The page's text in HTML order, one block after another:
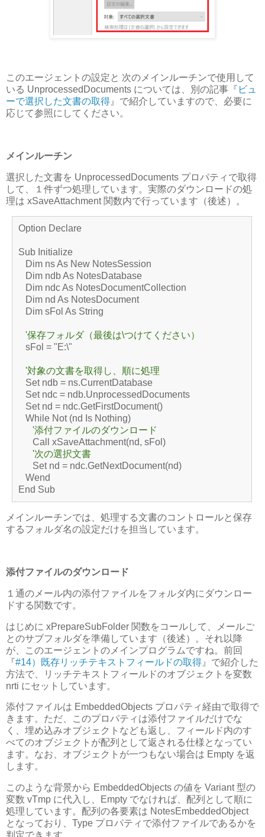
このエージェントの設定と 次のメインルーチンで使用して
いる UnprocessedDocuments については、別の記事『 ビュ
ーで選択した文書の取得 』で紹介していますので、必要に
応じて参照にしてください。
メインルーチン
選択した文書を UnprocessedDocuments プロパティで取得
して、１件ずつ処理しています。実際のダウンロードの処
理は xSaveAttachment 関数内で行っています（後述）。
Option Declare
Sub Initialize
Dim ns As New NotesSession
Dim ndb As NotesDatabase
Dim ndc As NotesDocumentCollection
Dim nd As NotesDocument
Dim sFol As String
'保存フォルダ（最後は\つけてください）
sFol = "E:\"
'対象の文書を取得し、順に処理
Set ndb = ns.CurrentDatabase
Set ndc = ndb.UnprocessedDocuments
Set nd = ndc.GetFirstDocument()
While Not (nd Is Nothing)
'添付ファイルのダウンロード
Call xSaveAttachment(nd, sFol)
'次の選択文書
Set nd = ndc.GetNextDocument(nd)
Wend
End Sub
メインルーチンでは、処理する文書のコントロールと保存
するフォルダ名の設定だけを担当しています。
添付ファイルのダウンロード
１通のメール内の添付ファイルをフォルダ内にダウンロー
ドする関数です。
はじめに xPrepareSubFolder 関数をコールして、メールご
とのサブフォルダを準備しています（後述）。それ以降
が、このエージェントのメインプログラムですね。前回
『#14）既存リッチテキストフィールドの取得 』で紹介した
方法で、リッチテキストフィールドのオブジェクトを変数
nrti にセットしています。
添付ファイルは EmbeddedObjects プロパティ経由で取得で
きます。ただ、このプロパティは添付ファイルだけでな
く、埋め込みオブジェクトなども返し、フィールド内のす
べてのオブジェクトが配列として返される仕様となってい
ます。なお、オブジェクトが一つもない場合は Empty を返
します。
このような背景から EmbeddedObjects の値を Variant 型の
変数 vTmp に代入し、Empty でなければ、配列として順に
処理しています。配列の各要素は NotesEmbeddedObject
となっており、Type プロパティで添付ファイルであるかを